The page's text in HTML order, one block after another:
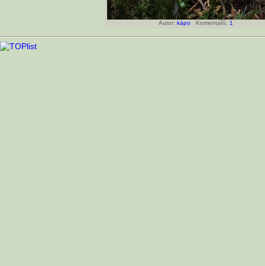
Autor: kápo Komentářů: 1